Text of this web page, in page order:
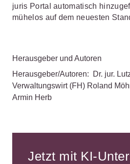
juris Portal automatisch
mühelos auf dem neuesten
Herausgeber und Autoren
Herausgeber/Autoren:
Dr. jur.
Verwaltungswirt (FH) Roland
Armin Herb
Jetzt mit KI-